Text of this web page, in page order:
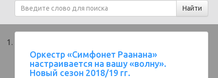
Оркестр «Симфонет Раанана»
настраивается на вашу «волну».
Новый сезон 2018/19 гг.